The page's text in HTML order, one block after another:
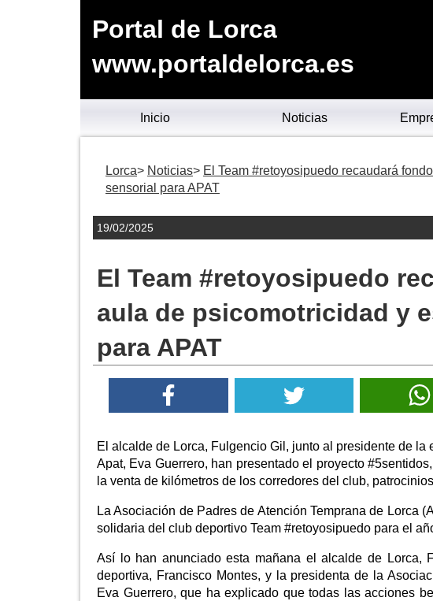
Portal de Lorca
www.portaldelorca.es
Inicio Noticias
Lorca Noticias
El Team #retoyosipuedo recaudará
sensorial para APAT
19/02/2025
El Team #retoyosipuedo
aula de psicomotricidad y
para APAT
El alcalde de Lorca, Fulgencio Gil, junto al presidente de
Apat, Eva Guerrero, han presentado el proyecto
la venta de kilómetros de los corredores del club,
La Asociación de Padres de Atención Temprana de Lorca
solidaria del club deportivo Team #retoyosipuedo para el
Así lo han anunciado esta mañana el alcalde de Lorca,
deportiva, Francisco Montes, y la presidenta de la
Eva Guerrero, que ha explicado que todas las acciones